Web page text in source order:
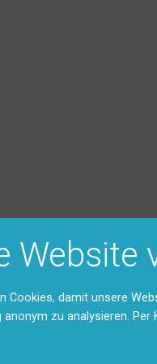
Website
Cookies, damit unsere
anonym zu analysieren.